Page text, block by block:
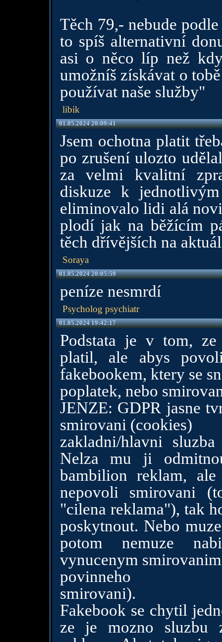
Těch 79,- nebude
to spíš alternativní
asi o něco líp než
umožníš získávat o
používat naše služby"
libik
01.05.2024 20:09:41
Jsem ochotna platit
po zrušení ulozto
za velmi kvalitní
diskuze k
eliminovalo lidi alá
plodí jak na běžícím
těch dřívějších na
Soraya
01.05.2024 20:05:59
peníze nesmrdí
Psycholog psychiatr
01.05.2024 19:42:17
Podstata je v tom, ze
platil, ale abys
fakebookem, ktery se
poplatek, nebo
JENZE: GDPR jasne
smirovani (cookies)
zakladni/hlavni
Nelza mu ji
bambilion reklam,
nepovoli smirovani
"cilena reklama"), tak
poskytnout. Nebo
potom nemuze
vynucenym
povinneho
smirovani).
Fakebook se chytil
ze je mozno sluzbu